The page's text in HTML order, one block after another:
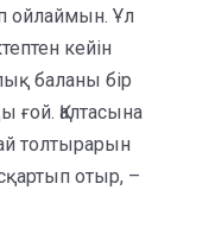
ойлаймын. Ұл
кейін
баланы бір
Қалтасына
толтырарын
отыр, –